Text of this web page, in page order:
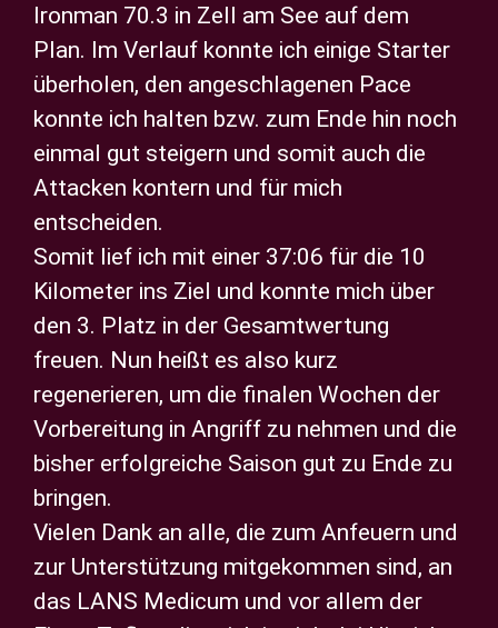
Ironman 70.3 in Zell am See auf dem
Plan. Im Verlauf konnte ich einige Starter
überholen, den angeschlagenen Pace
konnte ich halten bzw. zum Ende hin noch
einmal gut steigern und somit auch die
Attacken kontern und für mich
entscheiden.
Somit lief ich mit einer 37:06 für die 10
Kilometer ins Ziel und konnte mich über
den 3. Platz in der Gesamtwertung
freuen. Nun heißt es also kurz
regenerieren, um die finalen Wochen der
Vorbereitung in Angriff zu nehmen und die
bisher erfolgreiche Saison gut zu Ende zu
bringen.
Vielen Dank an alle, die zum Anfeuern und
zur Unterstützung mitgekommen sind, an
das LANS Medicum und vor allem der